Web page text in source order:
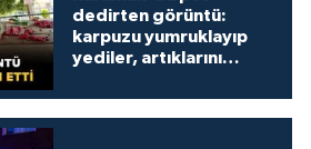
dedirten görüntü:
karpuzu yumruklayıp
yediler, artıklarını